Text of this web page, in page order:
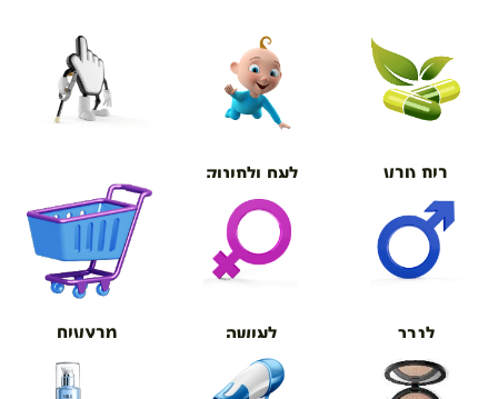
בית טבע לאם ולתינוק
אורטופדיה
לגבר לאישה מבצעים